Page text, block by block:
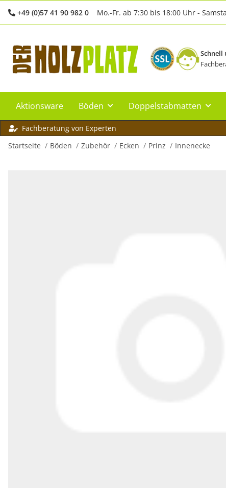
+49 (0)57 41 90 982 0 Mo.-Fr. ab 7:30 bis 18:00 Uhr -
Schnell
Aktionsware Böden Doppelstabmatten
Fachberatung von Experten
Startseite
Böden Zubehör Ecken Prinz Innenecke